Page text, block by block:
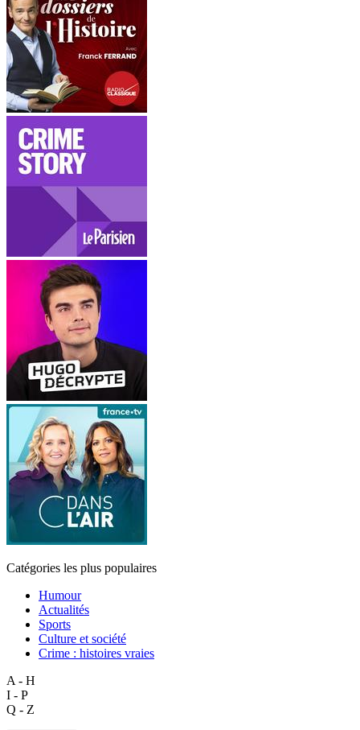
Catégories les plus populaires
Humour
Actualités
Sports
Culture et société
Crime : histoires vraies
A - H
I - P
Q - Z